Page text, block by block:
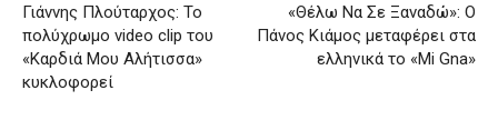
Γιάννης Πλούταρχος: Το
πολύχρωμο video clip του
«Καρδιά Μου Αλήτισσα»
κυκλοφορεί
«Θέλω Να Σε Ξαναδώ»: Ο
Πάνος Κιάμος μεταφέρει στα
ελληνικά το «Mi Gna»